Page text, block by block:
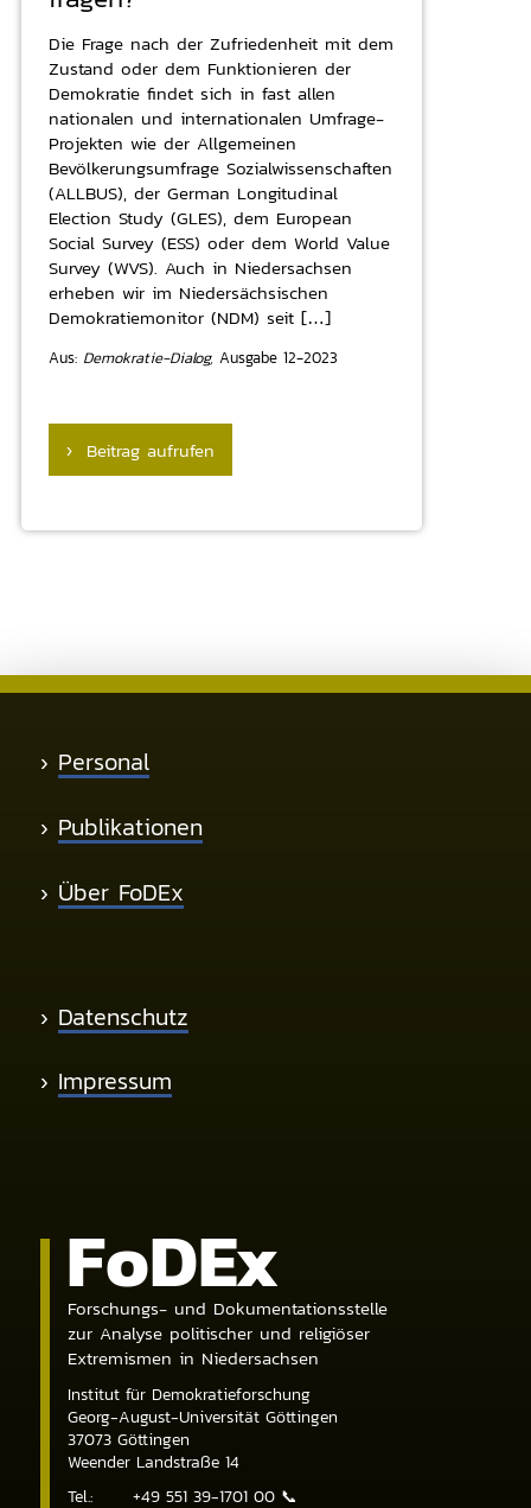
Die Frage nach der Zufriedenheit mit dem
Zustand oder dem Funktionieren der
Demokratie findet sich in fast allen
nationalen und internationalen Umfrage-
Projekten wie der Allgemeinen
Bevölkerungsumfrage Sozialwissenschaften
(ALLBUS), der German Longitudinal
Election Study (GLES), dem European
Social Survey (ESS) oder dem World Value
Survey (WVS). Auch in Niedersachsen
erheben wir im Niedersächsischen
Demokratiemonitor (NDM) seit […]
Aus: Demokratie-Dialog, Ausgabe 12-2023
› Beitrag aufrufen
› Personal
› Publikationen
› Über FoDEx
› Datenschutz
› Impressum
FoDEx
Forschungs- und Dokumentationsstelle
zur Analyse politischer und religiöser
Extremismen in Niedersachsen
Institut für Demokratieforschung
Georg-August-Universität Göttingen
37073 Göttingen
Weender Landstraße 14
Tel.:
+49 551 39-1701 00 📞